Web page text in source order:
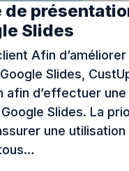
de
Slides
Afin
Slides,
afin d’effectuer
Slides. La
une